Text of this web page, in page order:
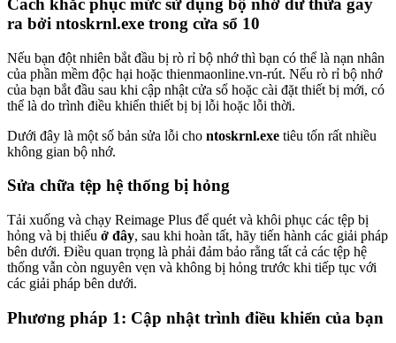
Cách khắc phục mức sử dụng bộ nhớ dư thừa gây
ra bởi ntoskrnl.exe trong cửa sổ 10
Nếu bạn đột nhiên bắt đầu bị rò rỉ bộ nhớ thì bạn có thể là nạn nhân
của phần mềm độc hại hoặc thienmaonline.vn-rút. Nếu rò rỉ bộ nhớ
của bạn bắt đầu sau khi cập nhật cửa sổ hoặc cài đặt thiết bị mới, có
thể là do trình điều khiển thiết bị bị lỗi hoặc lỗi thời.
Dưới đây là một số bản sửa lỗi cho ntoskrnl.exe tiêu tốn rất nhiều
không gian bộ nhớ.
Sửa chữa tệp hệ thống bị hỏng
Tải xuống và chạy Reimage Plus để quét và khôi phục các tệp bị
hỏng và bị thiếu ở đây, sau khi hoàn tất, hãy tiến hành các giải pháp
bên dưới. Điều quan trọng là phải đảm bảo rằng tất cả các tệp hệ
thống vẫn còn nguyên vẹn và không bị hỏng trước khi tiếp tục với
các giải pháp bên dưới.
Phương pháp 1: Cập nhật trình điều khiển của bạn